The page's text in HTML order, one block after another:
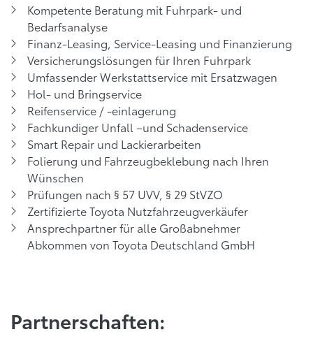
Kompetente Beratung mit Fuhrpark- und
Bedarfsanalyse
Finanz-Leasing, Service-Leasing und Finanzierung
Versicherungslösungen für Ihren Fuhrpark
Umfassender Werkstattservice mit Ersatzwagen
Hol- und Bringservice
Reifenservice / -einlagerung
Fachkundiger Unfall –und Schadenservice
Smart Repair und Lackierarbeiten
Folierung und Fahrzeugbeklebung nach Ihren
Wünschen
Prüfungen nach § 57 UVV, § 29 StVZO
Zertifizierte Toyota Nutzfahrzeugverkäufer
Ansprechpartner für alle Großabnehmer
Abkommen von Toyota Deutschland GmbH
Partnerschaften: